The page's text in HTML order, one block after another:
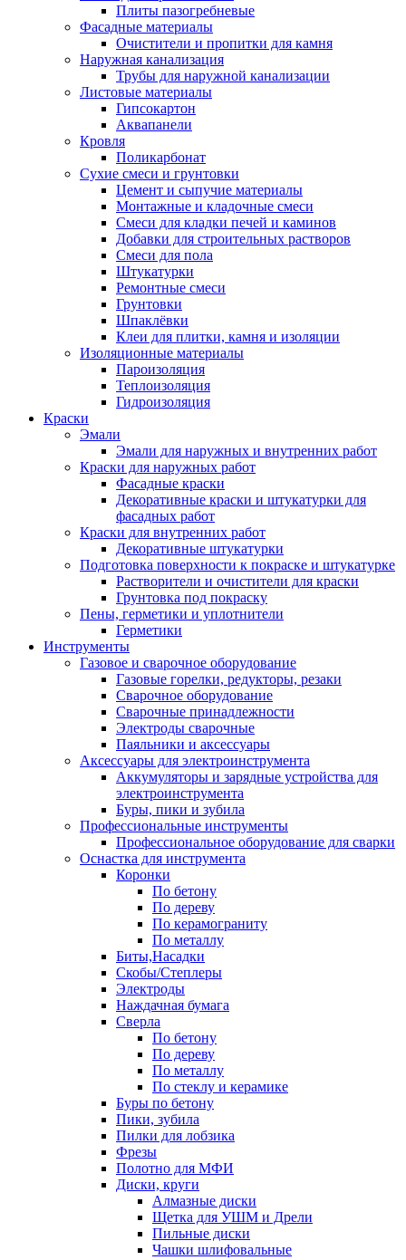
Плиты пазогребневые
Фасадные материалы
Очистители и пропитки для камня
Наружная канализация
Трубы для наружной канализации
Листовые материалы
Гипсокартон
Аквапанели
Кровля
Поликарбонат
Сухие смеси и грунтовки
Цемент и сыпучие материалы
Монтажные и кладочные смеси
Смеси для кладки печей и каминов
Добавки для строительных растворов
Смеси для пола
Штукатурки
Ремонтные смеси
Грунтовки
Шпаклёвки
Клеи для плитки, камня и изоляции
Изоляционные материалы
Пароизоляция
Теплоизоляция
Гидроизоляция
Краски
Эмали
Эмали для наружных и внутренних работ
Краски для наружных работ
Фасадные краски
Декоративные краски и штукатурки для
фасадных работ
Краски для внутренних работ
Декоративные штукатурки
Подготовка поверхности к покраске и штукатурке
Растворители и очистители для краски
Грунтовка под покраску
Пены, герметики и уплотнители
Герметики
Инструменты
Газовое и сварочное оборудование
Газовые горелки, редукторы, резаки
Сварочное оборудование
Сварочные принадлежности
Электроды сварочные
Паяльники и аксессуары
Аксессуары для электроинструмента
Аккумуляторы и зарядные устройства для
электроинструмента
Буры, пики и зубила
Профессиональные инструменты
Профессиональное оборудование для сварки
Оснастка для инструмента
Коронки
По бетону
По дереву
По керамограниту
По металлу
Биты,Насадки
Скобы/Степлеры
Электроды
Наждачная бумага
Сверла
По бетону
По дереву
По металлу
По стеклу и керамике
Буры по бетону
Пики, зубила
Пилки для лобзика
Фрезы
Полотно для МФИ
Диски, круги
Алмазные диски
Щетка для УШМ и Дрели
Пильные диски
Чашки шлифовальные